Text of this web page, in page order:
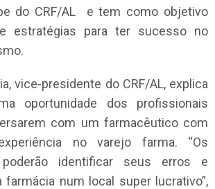
do CRF/AL e tem como objetivo
estratégias para ter sucesso no
vice-presidente do CRF/AL, explica
oportunidade dos profissionais
com um farmacêutico com
no varejo farma. “Os
poderão identificar seus erros e
num local super lucrativo”,